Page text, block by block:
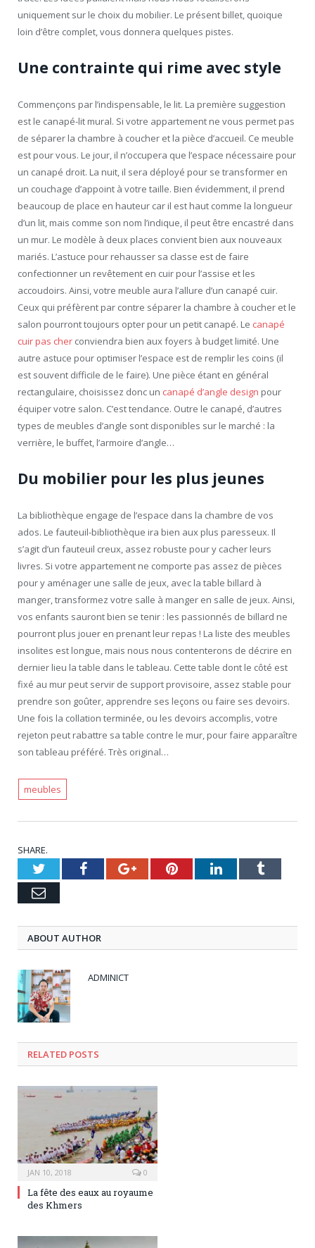
uniquement sur le choix du mobilier. Le présent billet, quoique
loin d’être complet, vous donnera quelques pistes.
Une contrainte qui rime avec style
Commençons par l’indispensable, le lit. La première suggestion
est le canapé-lit mural. Si votre appartement ne vous permet pas
de séparer la chambre à coucher et la pièce d’accueil. Ce meuble
est pour vous. Le jour, il n’occupera que l’espace nécessaire pour
un canapé droit. La nuit, il sera déployé pour se transformer en
un couchage d’appoint à votre taille. Bien évidemment, il prend
beaucoup de place en hauteur car il est haut comme la longueur
d’un lit, mais comme son nom l’indique, il peut être encastré dans
un mur. Le modèle à deux places convient bien aux nouveaux
mariés. L’astuce pour rehausser sa classe est de faire
confectionner un revêtement en cuir pour l’assise et les
accoudoirs. Ainsi, votre meuble aura l’allure d’un canapé cuir.
Ceux qui préfèrent par contre séparer la chambre à coucher et le
salon pourront toujours opter pour un petit canapé. Le canapé
cuir pas cher conviendra bien aux foyers à budget limité. Une
autre astuce pour optimiser l’espace est de remplir les coins (il
est souvent difficile de le faire). Une pièce étant en général
rectangulaire, choisissez donc un canapé d’angle design pour
équiper votre salon. C’est tendance. Outre le canapé, d’autres
types de meubles d’angle sont disponibles sur le marché : la
verrière, le buffet, l’armoire d’angle…
Du mobilier pour les plus jeunes
La bibliothèque engage de l’espace dans la chambre de vos
ados. Le fauteuil-bibliothèque ira bien aux plus paresseux. Il
s’agit d’un fauteuil creux, assez robuste pour y cacher leurs
livres. Si votre appartement ne comporte pas assez de pièces
pour y aménager une salle de jeux, avec la table billard à
manger, transformez votre salle à manger en salle de jeux. Ainsi,
vos enfants sauront bien se tenir : les passionnés de billard ne
pourront plus jouer en prenant leur repas ! La liste des meubles
insolites est longue, mais nous nous contenterons de décrire en
dernier lieu la table dans le tableau. Cette table dont le côté est
fixé au mur peut servir de support provisoire, assez stable pour
prendre son goûter, apprendre ses leçons ou faire ses devoirs.
Une fois la collation terminée, ou les devoirs accomplis, votre
rejeton peut rabattre sa table contre le mur, pour faire apparaître
son tableau préféré. Très original…
meubles
SHARE.
TwitterFacebookGoogle+PinterestLinkedInTumblr
Email
ABOUT AUTHOR
ADMINICT
RELATED POSTS
JAN 10, 2018 0
La fête des eaux au royaume
des Khmers